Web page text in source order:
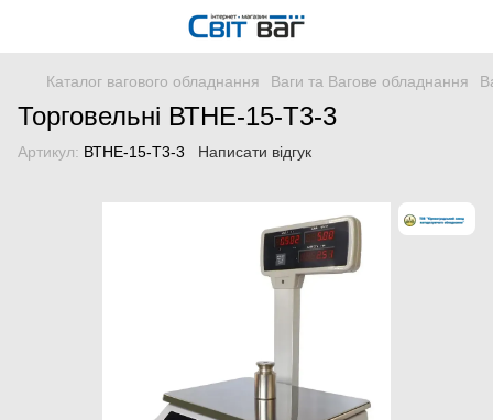
Каталог вагового обладнання Ваги та Вагове обладнання
Торговельні ВТНЕ-15-Т3-3
Артикул: ВТНЕ-15-Т3-3 Написати відгук